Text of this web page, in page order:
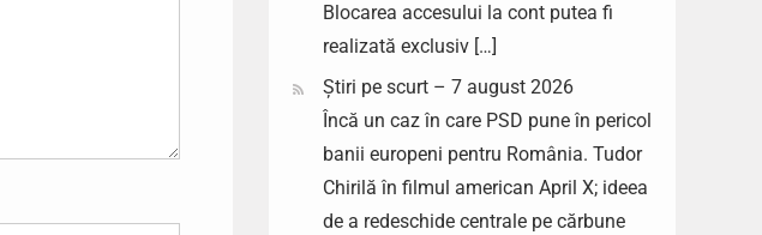
Blocarea accesului la cont putea fi
realizată exclusiv […]
Știri pe scurt – 7 august 2026
Încă un caz în care PSD pune în pericol
banii europeni pentru România. Tudor
Chirilă în filmul american April X; ideea
de a redeschide centrale pe cărbune